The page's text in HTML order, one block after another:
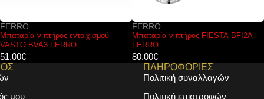
FERRO
Μπαταρία νιπτήρος FIESTA BFI2A
FERRO
80.00€
FERRO
Κεφαλή ντους RONDO DSN01
FERRO Ø20cm
17.00€
μου
ΠΛΗΡΟΦΟΡΙΕΣ
Πολιτική συναλλαγών
Πολιτική επιστροφών